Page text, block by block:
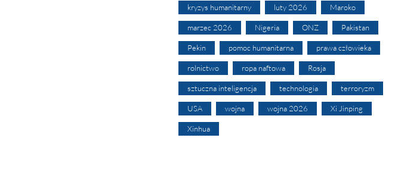
kryzys humanitarny luty 2026 Maroko
marzec 2026 Nigeria ONZ Pakistan
Pekin pomoc humanitarna prawa człowieka
rolnictwo ropa naftowa Rosja
sztuczna inteligencja technologia terroryzm
USA wojna wojna 2026 Xi Jinping
Xinhua